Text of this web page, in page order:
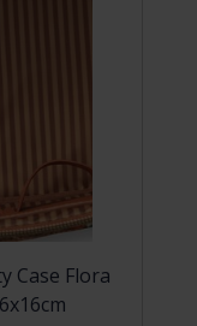
Case Flora